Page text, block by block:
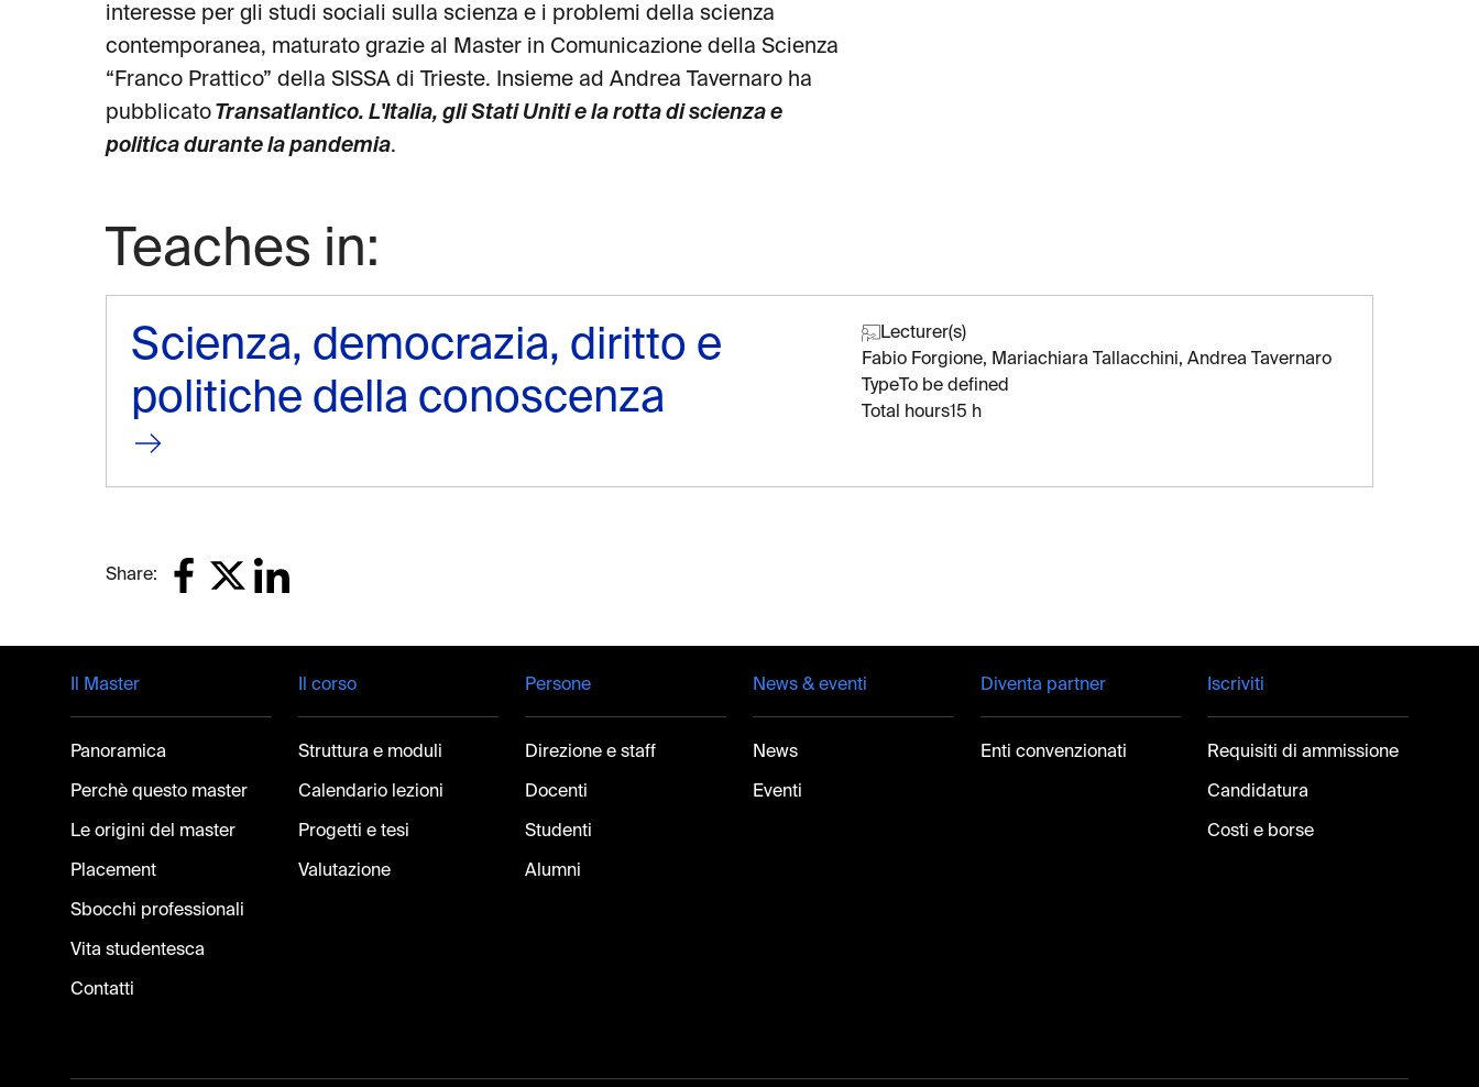
interesse per gli studi sociali sulla scienza e i problemi della scienza
contemporanea, maturato grazie al Master in Comunicazione della Scienza
“Franco Prattico” della SISSA di Trieste. Insieme ad Andrea Tavernaro ha
pubblicato Transatlantico. L'Italia, gli Stati Uniti e la rotta di scienza e
politica durante la pandemia.
Teaches in:
Scienza, democrazia, diritto e
politiche della conoscenza
Lecturer(s)
Fabio Forgione, Mariachiara Tallacchini, Andrea Tavernaro
TypeTo be defined
Total hours15 h
Share:
Footer
Il Master
Panoramica
Perchè questo master
Le origini del master
Placement
Sbocchi professionali
Vita studentesca
Contatti
Il corso
Struttura e moduli
Calendario lezioni
Progetti e tesi
Valutazione
Persone
Direzione e staff
Docenti
Studenti
Alumni
News & eventi
News
Eventi
Diventa partner
Enti convenzionati
Iscriviti
Requisiti di ammissione
Candidatura
Costi e borse